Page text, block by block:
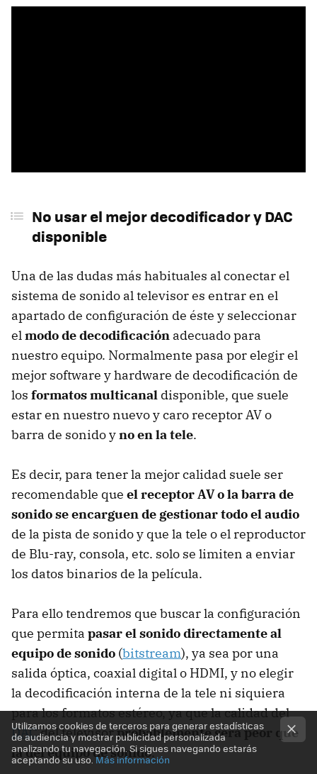
No usar el mejor decodificador y DAC
disponible
Una de las dudas más habituales al conectar el
sistema de sonido al televisor es entrar en el
apartado de configuración de éste y seleccionar
elmodo de decodificación adecuado para
nuestro equipo. Normalmente pasa por elegir el
mejor software y hardware de decodificación de
los formatos multicanal disponible, que suele
estar en nuestro nuevo y caro receptor AV o
barra de sonido yno en la tele.
Es decir, para tener la mejor calidad suele ser
recomendable que el receptor AV o la barra de
sonido se encarguen de gestionar todo el audio
de la pista de sonido y que la tele o el reproductor
de Blu-ray, consola, etc. solo se limiten a enviar
los datos binarios de la película.
Para ello tendremos que buscar la configuración
que permita pasar el sonido directamente al
equipo de sonido (bitstream), ya sea por una
salida óptica, coaxial digital o HDMI, y no elegir
la decodificación interna de la tele ni siquiera
para los formatos estéreo, ya que la calidad del
DACdel televisorprobablemente será peor que
la del equipo de sonido.
Utilizamos cookies de terceros para generar estadísticas
de audiencia y mostrar publicidad personalizada
analizando tu navegación. Si sigues navegando estarás
aceptando su uso.Más información